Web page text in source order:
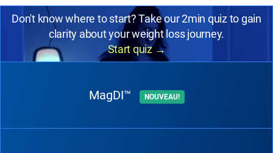
Don't know where to start? Take our 2min quiz to gain
clarity about your weight loss journey.
Start quiz→
MagDI™ NOUVEAU!